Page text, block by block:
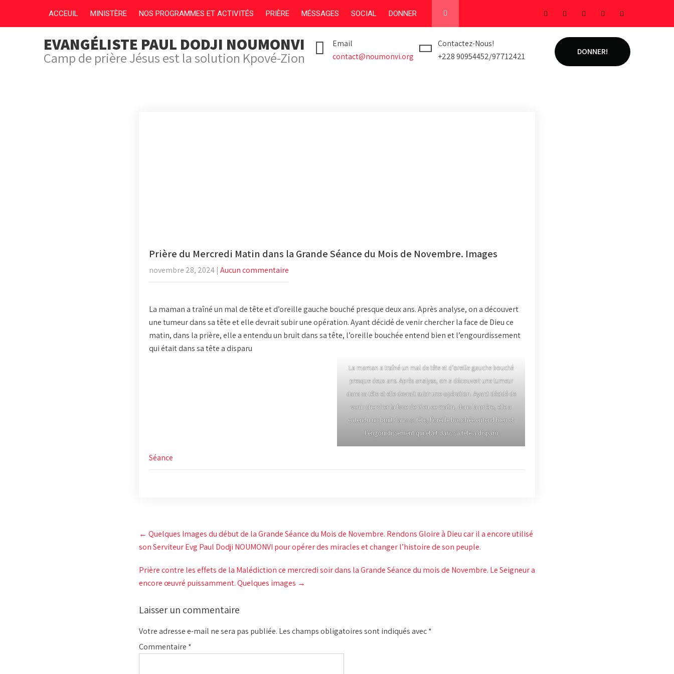
ACCEUIL MINISTÈRE NOS PROGRAMMES ET ACTIVITÉS PRIÈRE MÉSSAGES SOCIAL DONNER
EVANGÉLISTE PAUL DODJI NOUMONVI
Camp de prière Jésus est la solution Kpové-Zion
Email
contact@noumonvi.org
Contactez-Nous!
+228 90954452/97712421
DONNER!
Prière du Mercredi Matin dans la Grande Séance du Mois de Novembre. Images
novembre 28, 2024 | Aucun commentaire
La maman a traîné un mal de tête et d’oreille gauche bouché presque deux ans. Après analyse, on a découvert
une tumeur dans sa tête et elle devrait subir une opération. Ayant décidé de venir chercher la face de Dieu ce
matin, dans la prière, elle a entendu un bruit dans sa tête, l’oreille bouchée entend bien et l’engourdissement
qui était dans sa tête a disparu
La maman a traîné un mal de tête et d’oreille gauche bouché
presque deux ans. Après analyse, on a découvert une tumeur
dans sa tête et elle devrait subir une opération. Ayant décidé de
venir chercher la face de Dieu ce matin, dans la prière, elle a
entendu un bruit dans sa tête, l’oreille bouchée entend bien et
l’engourdissement qui était dans sa tête a disparu
Séance
Post
navigation
← Quelques Images du début de la Grande Séance du Mois de Novembre. Rendons Gloire à Dieu car il a encore utilisé
son Serviteur Evg Paul Dodji NOUMONVI pour opérer des miracles et changer l’histoire de son peuple.
Prière contre les effets de la Malédiction ce mercredi soir dans la Grande Séance du mois de Novembre. Le Seigneur a
encore œuvré puissamment. Quelques images →
Laisser un commentaire
Votre adresse e-mail ne sera pas publiée. Les champs obligatoires sont indiqués avec*
Commentaire *